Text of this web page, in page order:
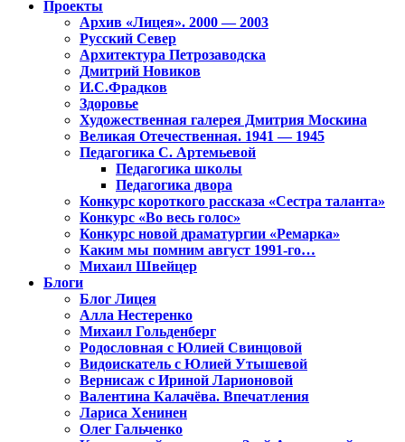
Проекты
Архив «Лицея». 2000 — 2003
Русский Север
Архитектура Петрозаводска
Дмитрий Новиков
И.С.Фрадков
Здоровье
Художественная галерея Дмитрия Москина
Великая Отечественная. 1941 — 1945
Педагогика С. Артемьевой
Педагогика школы
Педагогика двора
Конкурс короткого рассказа «Сестра таланта»
Конкурс «Во весь голос»
Конкурс новой драматургии «Ремарка»
Каким мы помним август 1991-го…
Михаил Швейцер
Блоги
Блог Лицея
Алла Нестеренко
Михаил Гольденберг
Родословная с Юлией Свинцовой
Видоискатель с Юлией Утышевой
Вернисаж с Ириной Ларионовой
Валентина Калачёва. Впечатления
Лариса Хенинен
Олег Гальченко